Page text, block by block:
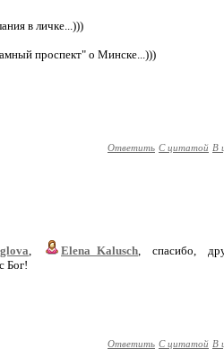
в личке...)))
проспект" о Минске...)))
Ответить С цитатой В
, Elena_Kalusch, спасибо,
Бог!
Ответить С цитатой В